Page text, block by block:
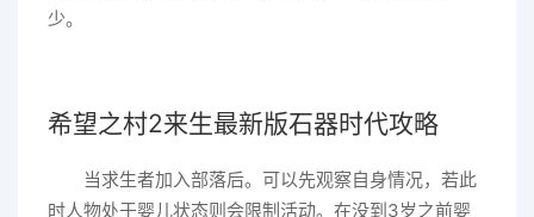
少。
希望之村2来生最新版石器时代攻略
当求生者加入部落后。可以先观察自身情况，若此
时人物处于婴儿状态则会限制活动。在没到3岁之前婴